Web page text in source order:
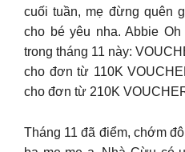
cuối tuần, mẹ đừng quên
cho bé yêu nha. Abbie
trong tháng 11 này:
cho đơn từ 110K
cho đơn từ 210K
Tháng 11 đã điểm, chớm